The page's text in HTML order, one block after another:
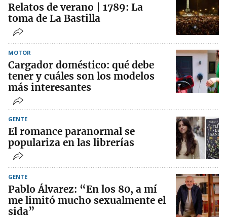
Relatos de verano | 1789: La
toma de La Bastilla
MOTOR
Cargador doméstico: qué debe
tener y cuáles son los modelos
más interesantes
GENTE
El romance paranormal se
populariza en las librerías
GENTE
Pablo Álvarez: “En los 80, a mí
me limitó mucho sexualmente el
sida”